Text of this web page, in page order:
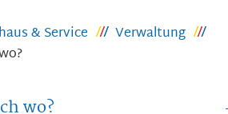
& Service
Verwaltung
wo?